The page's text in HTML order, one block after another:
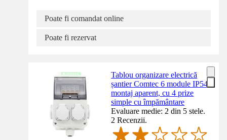
Poate fi comandat online
Poate fi rezervat
Tablou organizare electrică
șantier Comtec 6 module IP54,
montaj aparent, cu 4 prize
simple cu împământare
Evaluare medie: 2 din 5 stele.
2 Recenzii.